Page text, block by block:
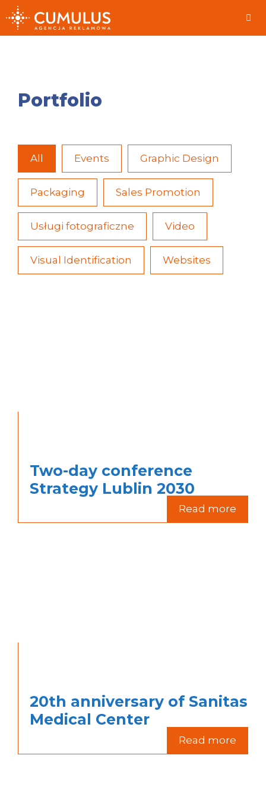
Skip
to
content
Portfolio
All Events Graphic Design
Packaging Sales Promotion
Usługi fotograficzne Video
Visual Identification Websites
Two-day conference
Strategy Lublin 2030
Read more
20th anniversary of Sanitas
Medical Center
Read more